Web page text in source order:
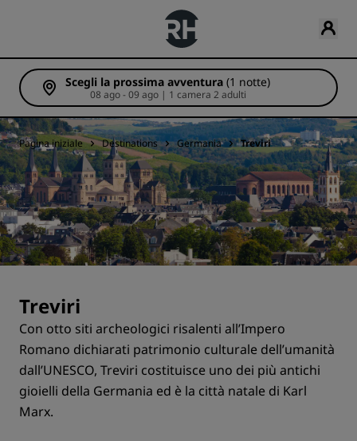
Scegli la prossima avventura (1 notte)
08 ago - 09 ago | 1 camera 2 adulti
Pagina iniziale Destinations Germania Treviri
Treviri
Con otto siti archeologici risalenti all’Impero
Romano dichiarati patrimonio culturale dell’umanità
dall’UNESCO, Treviri costituisce uno dei più antichi
gioielli della Germania ed è la città natale di Karl
Marx.